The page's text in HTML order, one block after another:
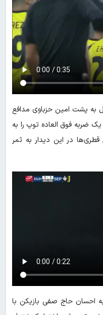
الدحیل به پشت امین حزباوی مدافع
ضربه فوق العاده توپ را به
در این دیدار به ثمر
نوبت به احسان حاج صفی بازیکن با